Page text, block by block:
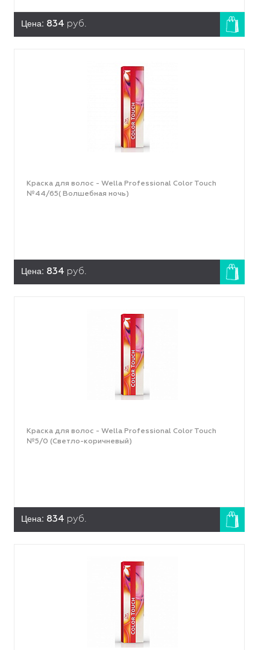
Цена: 834 руб.
Краска для волос - Wella Professional Color Touch
№44/65( Волшебная ночь)
Цена: 834 руб.
Краска для волос - Wella Professional Color Touch
№5/0 (Светло-коричневый)
Цена: 834 руб.